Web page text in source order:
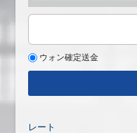
ウォン確定送金
レート